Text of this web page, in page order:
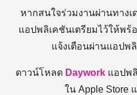
หากสนใจร่วมงานผ่านทางเ
แอปพลิเคชันเตรียมไว้ให้พร้
แจ้งเตือนผ่านแอป
ดาวน์โหลด Daywork แอปพ
ใน Apple Store